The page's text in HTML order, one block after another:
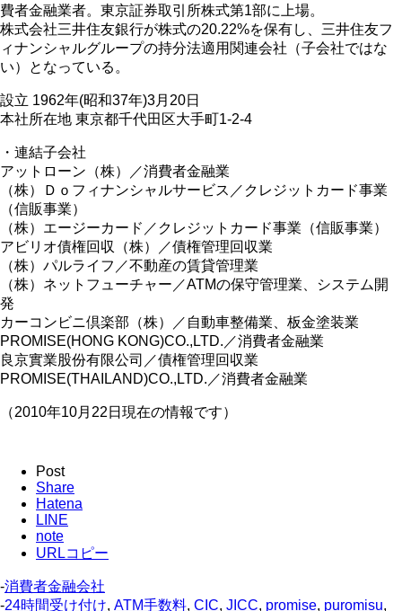
費者金融業者。東京証券取引所株式第1部に上場。
株式会社三井住友銀行が株式の20.22%を保有し、三井住友フ
ィナンシャルグループの持分法適用関連会社（子会社ではな
い）となっている。
設立 1962年(昭和37年)3月20日
本社所在地 東京都千代田区大手町1-2-4
・連結子会社
アットローン（株）／消費者金融業
（株）Ｄｏフィナンシャルサービス／クレジットカード事業
（信販事業）
（株）エージーカード／クレジットカード事業（信販事業）
アビリオ債権回収（株）／債権管理回収業
（株）パルライフ／不動産の賃貸管理業
（株）ネットフューチャー／ATMの保守管理業、システム開
発
カーコンビニ倶楽部（株）／自動車整備業、板金塗装業
PROMISE(HONG KONG)CO.,LTD.／消費者金融業
良京實業股份有限公司／債権管理回収業
PROMISE(THAILAND)CO.,LTD.／消費者金融業
（2010年10月22日現在の情報です）
Post
Share
Hatena
LINE
note
URLコピー
-消費者金融会社
-24時間受け付け, ATM手数料, CIC, JICC, promise, puromisu,